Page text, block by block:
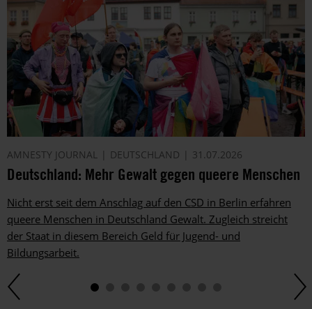
oder
E-
Mail.
Dem
kannst
du
im
gesetzlichen
Rahmen
widersprechen.
Weitere
zum
Datenschutz
unter:
AMNESTY JOURNAL DEUTSCHLAND 31.07.2026
Deutschland: Mehr Gewalt gegen queere Menschen
Nicht erst seit dem Anschlag auf den CSD in Berlin erfahren
queere Menschen in Deutschland Gewalt. Zugleich streicht
der Staat in diesem Bereich Geld für Jugend- und
Bildungsarbeit.